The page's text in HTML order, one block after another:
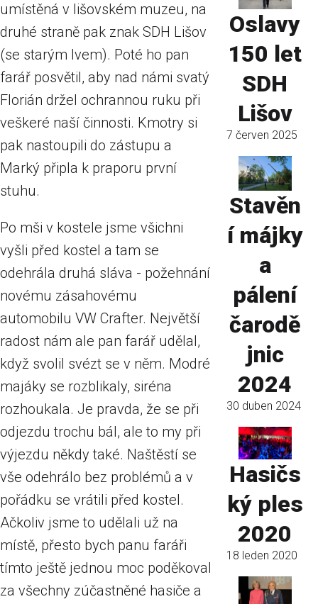
umístěná v lišovském muzeu, na
druhé straně pak znak SDH Lišov
(se starým lvem). Poté ho pan
farář posvětil, aby nad námi svatý
Florián držel ochrannou ruku při
veškeré naší činnosti. Kmotry si
pak nastoupili do zástupu a
Marký připla k praporu první
stuhu.
Po mši v kostele jsme všichni
vyšli před kostel a tam se
odehrála druhá sláva - požehnání
novému zásahovému
automobilu VW Crafter. Největší
radost nám ale pan farář udělal,
když svolil svézt se v něm. Modré
majáky se rozblikaly, siréna
rozhoukala. Je pravda, že se při
odjezdu trochu bál, ale to my při
výjezdu někdy také. Naštěstí se
vše odehrálo bez problémů a v
pořádku se vrátili před kostel.
Ačkoliv jsme to udělali už na
místě, přesto bych panu faráři
tímto ještě jednou moc poděkoval
za všechny zúčastněné hasiče a
Oslavy
150 let
SDH
Lišov
7 červen 2025
Stavěn
í májky
a
pálení
čarodě
jnic
2024
30 duben 2024
Hasičs
ký ples
2020
18 leden 2020